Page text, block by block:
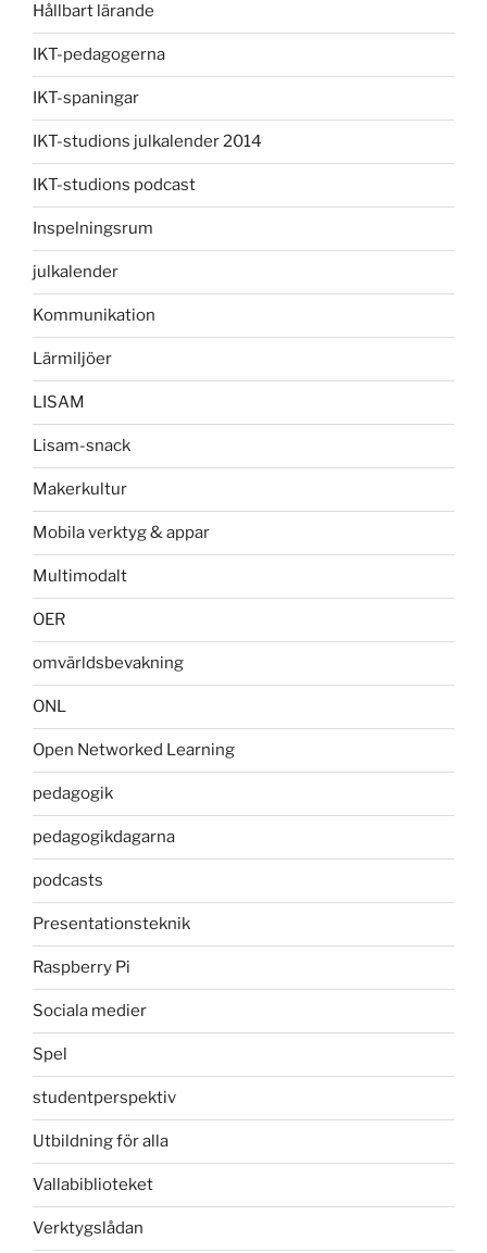
Hållbart lärande
IKT-pedagogerna
IKT-spaningar
IKT-studions julkalender 2014
IKT-studions podcast
Inspelningsrum
julkalender
Kommunikation
Lärmiljöer
LISAM
Lisam-snack
Makerkultur
Mobila verktyg & appar
Multimodalt
OER
omvärldsbevakning
ONL
Open Networked Learning
pedagogik
pedagogikdagarna
podcasts
Presentationsteknik
Raspberry Pi
Sociala medier
Spel
studentperspektiv
Utbildning för alla
Vallabiblioteket
Verktygslådan